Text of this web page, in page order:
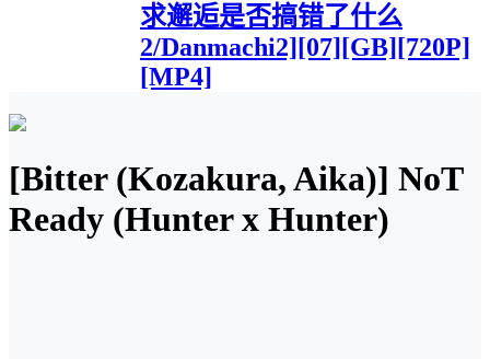
求邂逅是否搞错了什么
2/Danmachi2][07][GB][720P]
[MP4]
[Bitter (Kozakura, Aika)] NoT
Ready (Hunter x Hunter)